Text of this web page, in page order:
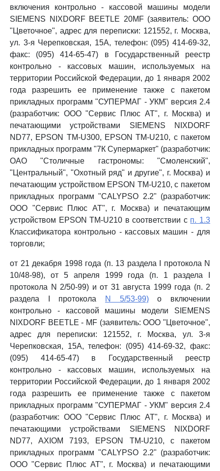
включения контрольно - кассовой машины модели
SIEMENS NIXDORF BEETLE 20MF (заявитель: ООО
"Цветочное", адрес для переписки: 121552, г. Москва,
ул. 3-я Черепковская, 15А, телефон: (095) 414-69-32,
факс: (095) 414-65-47) в Государственный реестр
контрольно - кассовых машин, используемых на
территории Российской Федерации, до 1 января 2002
года разрешить ее применение также с пакетом
прикладных программ "СУПЕРМАГ - УКМ" версия 2.4
(разработчик: ООО "Сервис Плюс AT", г. Москва) и
печатающими устройствами SIEMENS NIXDORF
ND77, EPSON TM-U300, EPSON TM-U210, с пакетом
прикладных программ "7К Супермаркет" (разработчик:
ОАО "Столичные гастрономы: "Смоленский",
"Центральный", "Охотный ряд" и другие", г. Москва) и
печатающим устройством EPSON TM-U210, с пакетом
прикладных программ "CALYPSO 2.2" (разработчик:
ООО "Сервис Плюс AT", г. Москва) и печатающим
устройством EPSON TM-U210 в соответствии с п. 1.3
Классификатора контрольно - кассовых машин - для
торговли;
от 21 декабря 1998 года (п. 13 раздела I протокола N
10/48-98), от 5 апреля 1999 года (п. 1 раздела I
протокола N 2/50-99) и от 31 августа 1999 года (п. 2
раздела I протокола
N 5/53-99)о включении
контрольно - кассовой машины модели SIEMENS
NIXDORF BEETLE - MF (заявитель: ООО "Цветочное",
адрес для переписки: 121552, г. Москва, ул. 3-я
Черепковская, 15А, телефон: (095) 414-69-32, факс:
(095) 414-65-47) в Государственный реестр
контрольно - кассовых машин, используемых на
территории Российской Федерации, до 1 января 2002
года разрешить ее применение также с пакетом
прикладных программ "СУПЕРМАГ - УКМ" версия 2.4
(разработчик: ООО "Сервис Плюс AT", г. Москва) и
печатающими устройствами SIEMENS NIXDORF
ND77, AXIOM 7193, EPSON TM-U210, с пакетом
прикладных программ "CALYPSO 2.2" (разработчик:
ООО "Сервис Плюс AT", г. Москва) и печатающими